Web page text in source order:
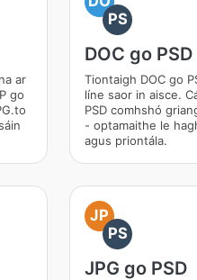
ar
go
PS
DOC go PSD
Tiontaigh DOC go
líne saor in aisce.
PSD comhshó
- optamaithe le
agus priontála.
JP
PS
JPG go PSD